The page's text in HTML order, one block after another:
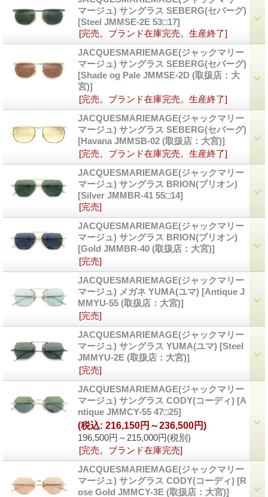
マージュ) サングラス SEBERG(セバーグ)
[Steel JMMSE-2E 53□17]
[完売。ブランド在庫完売。生産終了]
JACQUESMARIEMAGE(ジャックマリー
マージュ) サングラス SEBERG(セバーグ)
[Shade og Pale JMMSE-2D (取扱店：大
宮)]
[完売。ブランド在庫完売。生産終了]
JACQUESMARIEMAGE(ジャックマリー
マージュ) サングラス SEBERG(セバーグ)
[Havana JMMSB-02 (取扱店：大宮)]
[完売。ブランド在庫完売。生産終了]
JACQUESMARIEMAGE(ジャックマリー
マージュ) サングラス BRION(ブリオン)
[Silver JMMBR-41 55□14]
[完売]
JACQUESMARIEMAGE(ジャックマリー
マージュ) サングラス BRION(ブリオン)
[Gold JMMBR-40 (取扱店：大宮)]
[完売]
JACQUESMARIEMAGE(ジャックマリー
マージュ) メガネ YUMA(ユマ) [Antique J
MMYU-55 (取扱店：大宮)]
[完売]
JACQUESMARIEMAGE(ジャックマリー
マージュ) サングラス YUMA(ユマ) [Steel
JMMYU-2E (取扱店：大宮)]
[完売]
JACQUESMARIEMAGE(ジャックマリー
マージュ) サングラス CODY(コーディ) [A
ntique JMMCY-55 47□25]
196,500円～215,000円(税別)
(税込: 216,150円～236,500円)
[完売。ブランド在庫完売]
JACQUESMARIEMAGE(ジャックマリー
マージュ) サングラス CODY(コーディ) [R
ose Gold JMMCY-3E (取扱店：大宮)]